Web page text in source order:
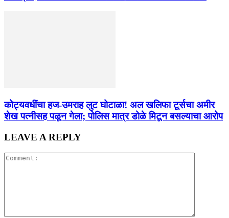
कोट्यवधींचा हज-उमराह लुट घोटाळा! अल खलिफा टूर्सचा अमीर
शेख पत्नीसह पळून गेला; पोलिस मात्र डोळे मिटून बसल्याचा आरोप
LEAVE A REPLY